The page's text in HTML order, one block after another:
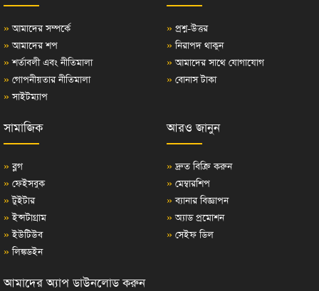
» আমাদের সম্পর্কে
» আমাদের শপ
» শর্তাবলী এবং নীতিমালা
» গোপনীয়তার নীতিমালা
» সাইটম্যাপ
» প্রশ্ন-উত্তর
» নিরাপদ থাকুন
» আমাদের সাথে যোগাযোগ
» বোনাস টাকা
সামাজিক
» ব্লগ
» ফেইসবুক
» টুইটার
» ইন্সটাগ্রাম
» ইউটিউব
» লিঙ্কডইন
আরও জানুন
» দ্রুত বিক্রি করুন
» মেম্বারশিপ
» ব্যানার বিজ্ঞাপন
» অ্যাড প্রমোশন
» সেইফ ডিল
আমাদের অ্যাপ ডাউনলোড করুন